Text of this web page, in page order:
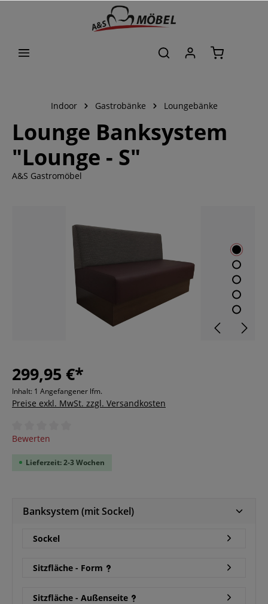
Indoor Gastrobänke Loungebänke
Lounge Banksystem
"Lounge - S"
A&S Gastromöbel
299,95 €*
Inhalt: 1 Angefangener lfm.
Preise exkl. MwSt. zzgl. Versandkosten
Durchschnittliche Bewertung von 0 von 5 Sternen
Bewerten
Lieferzeit: 2-3 Wochen
Banksystem (mit Sockel)
Sockel
Sitzfläche - Form
Sitzfläche - Außenseite